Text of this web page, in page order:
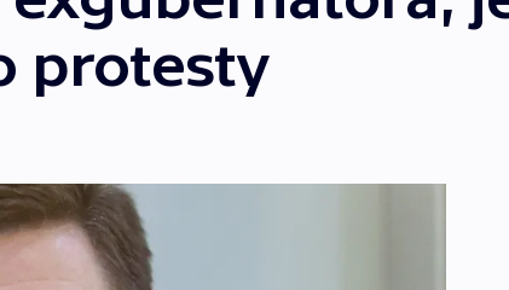
protesty